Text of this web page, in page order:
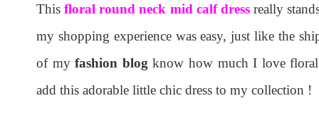
This floral round neck mid calf dressreally
my shopping experience was easy, just like the
of myfashion blog know how much I love floral
add this adorable little chic dress to my collection !